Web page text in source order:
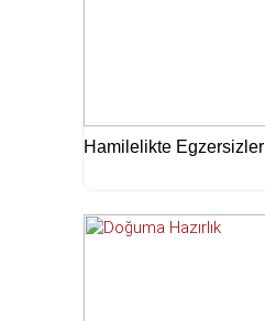
Hamilelikte Egzersizler